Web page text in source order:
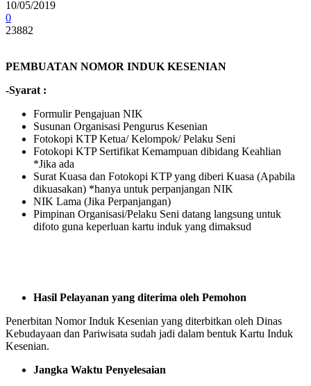
10/05/2019
0
23882
PEMBUATAN NOMOR INDUK KESENIAN
-Syarat :
Formulir Pengajuan NIK
Susunan Organisasi Pengurus Kesenian
Fotokopi KTP Ketua/ Kelompok/ Pelaku Seni
Fotokopi KTP Sertifikat Kemampuan dibidang Keahlian
*Jika ada
Surat Kuasa dan Fotokopi KTP yang diberi Kuasa (Apabila
dikuasakan) *hanya untuk perpanjangan NIK
NIK Lama (Jika Perpanjangan)
Pimpinan Organisasi/Pelaku Seni datang langsung untuk
difoto guna keperluan kartu induk yang dimaksud
Hasil Pelayanan yang diterima oleh Pemohon
Penerbitan Nomor Induk Kesenian yang diterbitkan oleh Dinas
Kebudayaan dan Pariwisata sudah jadi dalam bentuk Kartu Induk
Kesenian.
Jangka Waktu Penyelesaian